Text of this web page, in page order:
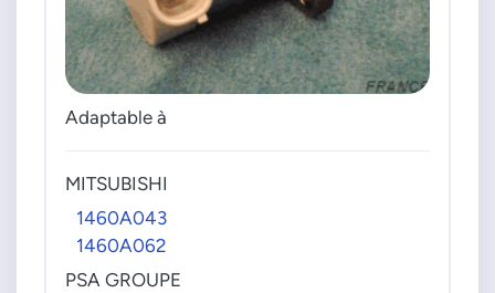
Adaptable à
MITSUBISHI
1460A043
1460A062
PSA GROUPE